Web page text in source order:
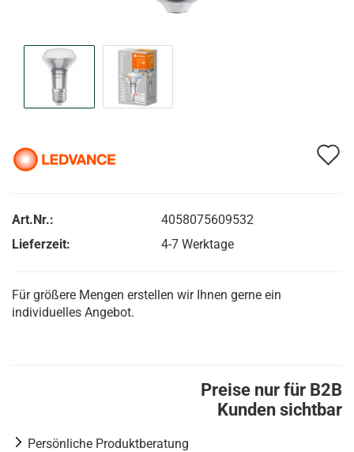
Art.Nr.:
4058075609532
Lieferzeit:
4-7 Werktage
Für größere Mengen erstellen wir Ihnen gerne ein
individuelles Angebot.
Preise nur für B2B
Kunden sichtbar
Persönliche Produktberatung